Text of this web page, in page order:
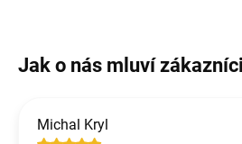
Michal Kryl